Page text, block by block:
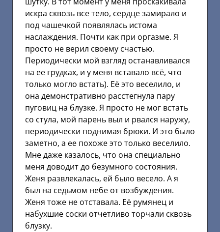
искра сквозь все тело, сердце замирало и
под чашечкой появлялась истома
наслаждения. Почти как при оргазме. Я
просто не верил своему счастью.
Периодически мой взгляд останавливался
на ее грудках, и у меня вставало всё, что
только могло встать). Её это веселило, и
она демонстративно расстегнула пару
пуговиц на блузке. Я просто не мог встать
со стула, мой парень выл и рвался наружу,
периодически поднимая брюки. И это было
заметно, а ее похоже это только веселило.
Мне даже казалось, что она специально
меня доводит до безумного состояния.
Женя развлекалась, ей было весело. А я
был на седьмом небе от возбуждения.
Женя тоже не отставала. Её румянец и
набухшие соски отчетливо торчали сквозь
блузку.